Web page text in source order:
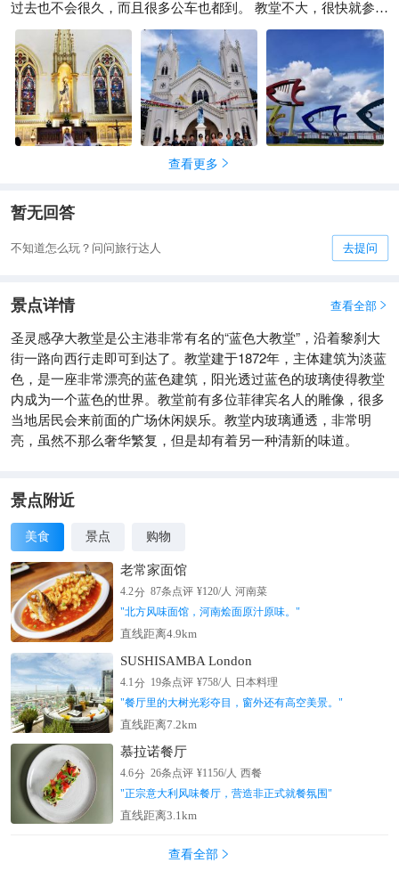
过去也不会很久，而且很多公车也都到。 教堂不大，很快就参观
完了，这边离海滨公园很近，参观完教堂可以再去那边逛逛，晚
上会有很多小吃摊和大排档，吃着海鲜喝着啤酒，吹着海风，很
悠哉呢！
查看更多 
暂无回答
不知道怎么玩？问问旅行达人 去提问
景点详情 查看全部 
圣灵感孕大教堂是公主港非常有名的“蓝色大教堂”，沿着黎刹大
街一路向西行走即可到达了。教堂建于1872年，主体建筑为淡蓝
色，是一座非常漂亮的蓝色建筑，阳光透过蓝色的玻璃使得教堂
内成为一个蓝色的世界。教堂前有多位菲律宾名人的雕像，很多
当地居民会来前面的广场休闲娱乐。教堂内玻璃通透，非常明
亮，虽然不那么奢华繁复，但是却有着另一种清新的味道。
景点附近
美食 景点 购物
老常家面馆
4.2分 87条点评 ¥120/人 河南菜
"北方风味面馆，河南烩面原汁原味。 "
直线距离4.9km
SUSHISAMBA London
4.1分 19条点评 ¥758/人 日本料理
"餐厅里的大树光彩夺目，窗外还有高空美景。 "
直线距离7.2km
慕拉诺餐厅
4.6分 26条点评 ¥1156/人 西餐
"正宗意大利风味餐厅，营造非正式就餐氛围"
直线距离3.1km
查看全部 